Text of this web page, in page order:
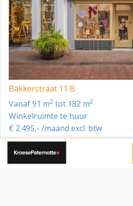
Bakkerstraat 11 B
vanaf 91 m2 tot 182 m2
Winkelruimte te huur
€ 2.495,- /maand excl. btw
Toon meer panden in de buurt →